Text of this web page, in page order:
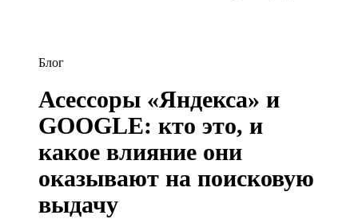
Блог
Асессоры «Яндекса» и
GOOGLE: кто это, и
какое влияние они
оказывают на поисковую
выдачу